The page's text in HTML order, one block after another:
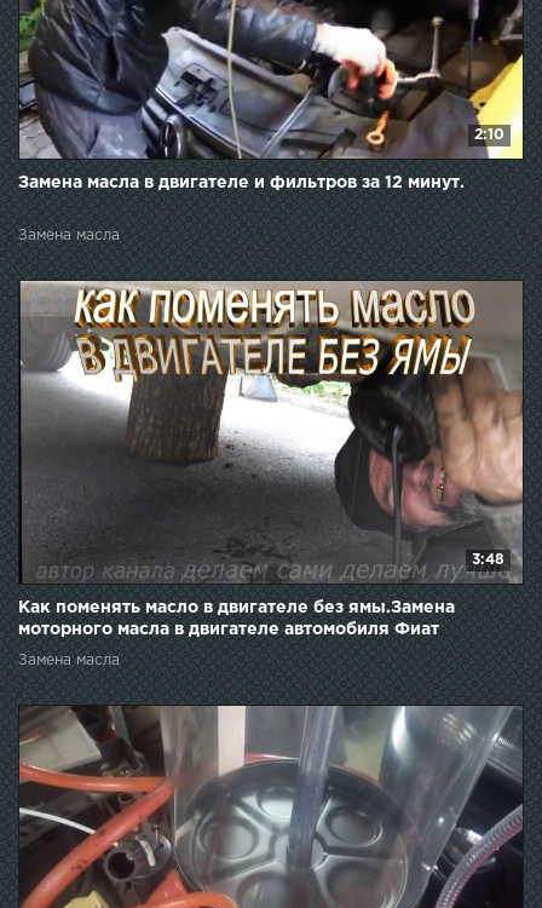
2:10
Замена масла в двигателе и фильтров за 12 минут.
Замена масла
3:48
Как поменять масло в двигателе без ямы.Замена
моторного масла в двигателе автомобиля Фиат
Замена масла